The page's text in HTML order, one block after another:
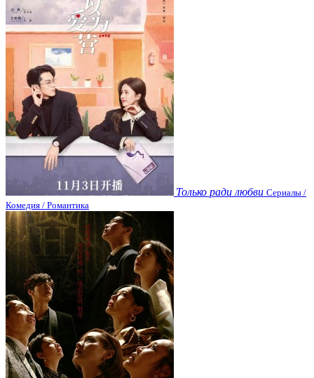
Только ради любви Сериалы /
Комедия / Романтика